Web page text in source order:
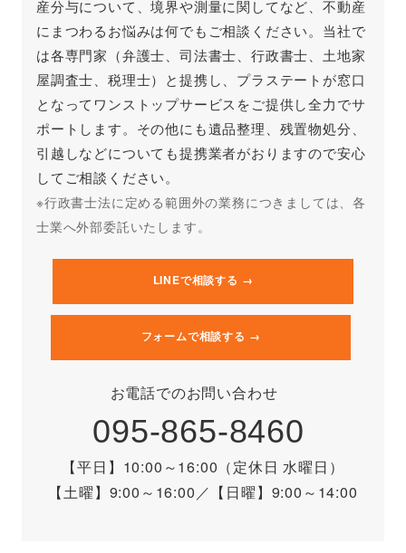
産分与について、境界や測量に関してなど、不動産
にまつわるお悩みは何でもご相談ください。当社で
は各専門家（弁護士、司法書士、行政書士、土地家
屋調査士、税理士）と提携し、プラステートが窓口
となってワンストップサービスをご提供し全力でサ
ポートします。その他にも遺品整理、残置物処分、
引越しなどについても提携業者がおりますので安心
してご相談ください。
※行政書士法に定める範囲外の業務につきましては、各
士業へ外部委託いたします。
LINEで相談する →
フォームで相談する →
お電話でのお問い合わせ
095-865-8460
【平日】10:00～16:00（定休日 水曜日）
【土曜】9:00～16:00 ／ 【日曜】9:00～14:00